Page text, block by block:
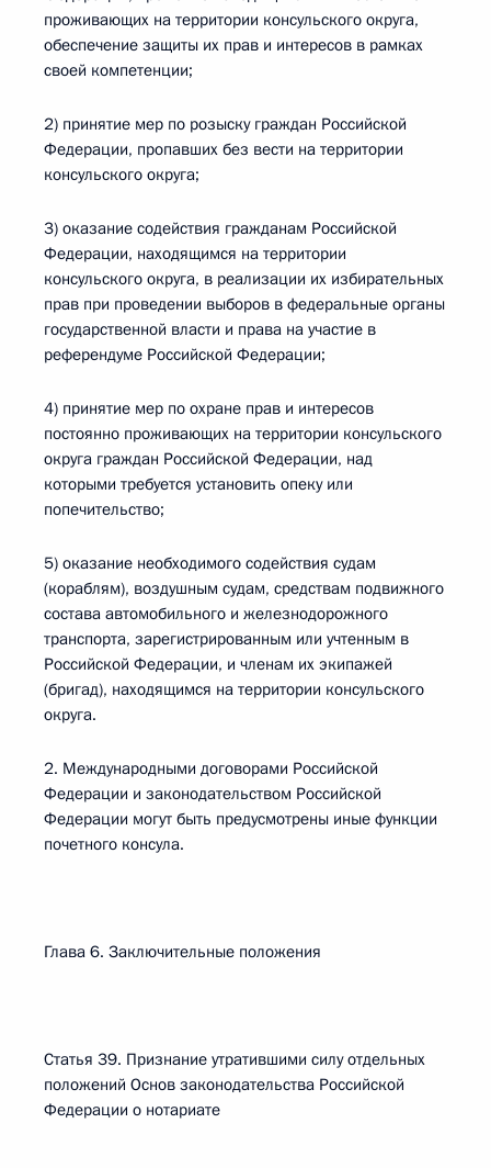
проживающих на территории консульского округа,
обеспечение защиты их прав и интересов в рамках
своей компетенции;
2) принятие мер по розыску граждан Российской
Федерации, пропавших без вести на территории
консульского округа;
3) оказание содействия гражданам Российской
Федерации, находящимся на территории
консульского округа, в реализации их избирательных
прав при проведении выборов в федеральные органы
государственной власти и права на участие в
референдуме Российской Федерации;
4) принятие мер по охране прав и интересов
постоянно проживающих на территории консульского
округа граждан Российской Федерации, над
которыми требуется установить опеку или
попечительство;
5) оказание необходимого содействия судам
(кораблям), воздушным судам, средствам подвижного
состава автомобильного и железнодорожного
транспорта, зарегистрированным или учтенным в
Российской Федерации, и членам их экипажей
(бригад), находящимся на территории консульского
округа.
2. Международными договорами Российской
Федерации и законодательством Российской
Федерации могут быть предусмотрены иные функции
почетного консула.
Глава 6. Заключительные положения
Статья 39. Признание утратившими силу отдельных
положений Основ законодательства Российской
Федерации о нотариате